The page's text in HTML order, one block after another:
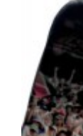
octobre 2010
août 2010
juillet 2010
juin 2010
mai 2010
avril 2010
mars 2010